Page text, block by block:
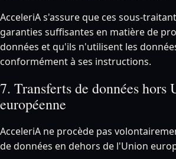
AcceleriA s'assure que ces sous-
garanties suffisantes en matière de
données et qu'ils n'utilisent les
conformément à ses instructions.
7. Transferts de données hors
européenne
AcceleriA ne procède pas
de données en dehors de l'Union